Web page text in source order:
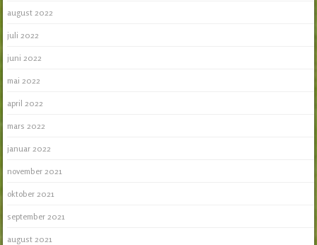
august 2022
juli 2022
juni 2022
mai 2022
april 2022
mars 2022
januar 2022
november 2021
oktober 2021
september 2021
august 2021